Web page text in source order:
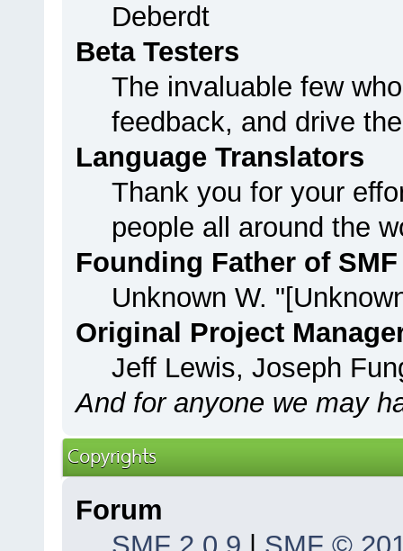
Deberdt
Beta Testers
The invaluable few
feedback, and drive
Language Translators
Thank you for your
people all around the
Founding Father of SMF
Unknown W.
Original Project
Jeff Lewis, Joseph
And for anyone we may
Copyrights
Forum